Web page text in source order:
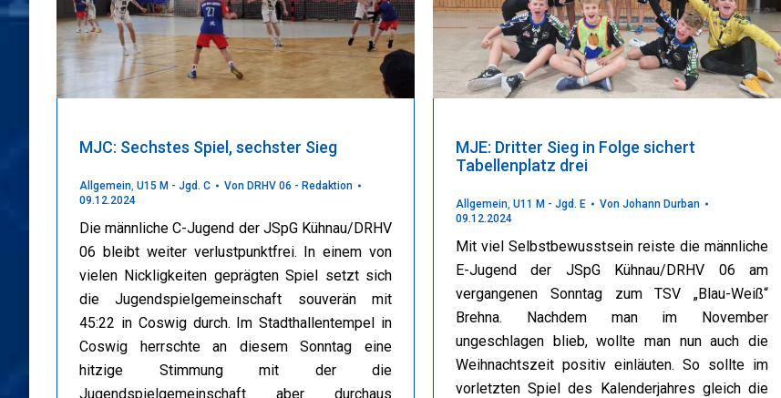
MJC: Sechstes Spiel, sechster Sieg
Allgemein, U15 M - Jgd. C Von DRHV 06 - Redaktion
09.12.2024
Die männliche C-Jugend der JSpG Kühnau/DRHV
06 bleibt weiter verlustpunktfrei. In einem von
vielen Nickligkeiten geprägten Spiel setzt sich
die Jugendspielgemeinschaft souverän mit
45:22 in Coswig durch. Im Stadthallentempel in
Coswig herrschte an diesem Sonntag eine
hitzige Stimmung mit der die
Jugendspielgemeinschaft aber durchaus
MJE: Dritter Sieg in Folge sichert
Tabellenplatz drei
Allgemein, U11 M - Jgd. E Von Johann Durban
09.12.2024
Mit viel Selbstbewusstsein reiste die männliche
E-Jugend der JSpG Kühnau/DRHV 06 am
vergangenen Sonntag zum TSV „Blau-Weiß“
Brehna. Nachdem man im November
ungeschlagen blieb, wollte man nun auch die
Weihnachtszeit positiv einläuten. So sollte im
vorletzten Spiel des Kalenderjahres gleich die